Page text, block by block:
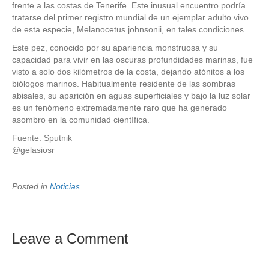
frente a las costas de Tenerife. Este inusual encuentro podría
tratarse del primer registro mundial de un ejemplar adulto vivo
de esta especie, Melanocetus johnsonii, en tales condiciones.
Este pez, conocido por su apariencia monstruosa y su
capacidad para vivir en las oscuras profundidades marinas, fue
visto a solo dos kilómetros de la costa, dejando atónitos a los
biólogos marinos. Habitualmente residente de las sombras
abisales, su aparición en aguas superficiales y bajo la luz solar
es un fenómeno extremadamente raro que ha generado
asombro en la comunidad científica.
Fuente: Sputnik
@gelasiosr
Posted in Noticias
Leave a Comment